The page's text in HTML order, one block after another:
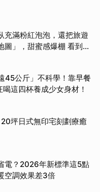
充滿粉紅泡泡，還把旅遊
圖」，甜蜜感爆棚 看到這
45公斤」不科學！靠早餐
喝這四杯養成少女身材！
坪日式無印宅刻劃療癒
電？2026年新標準這5點
空調效果差3倍